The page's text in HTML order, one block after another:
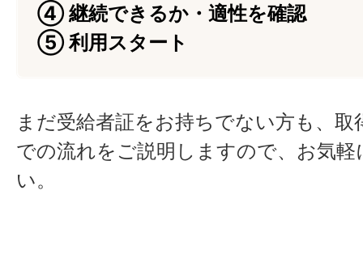
④ 継続できるか・適性を確認
⑤ 利用スタート
まだ受給者証をお持ちでない方も、取
での流れをご説明しますので、お気
い。